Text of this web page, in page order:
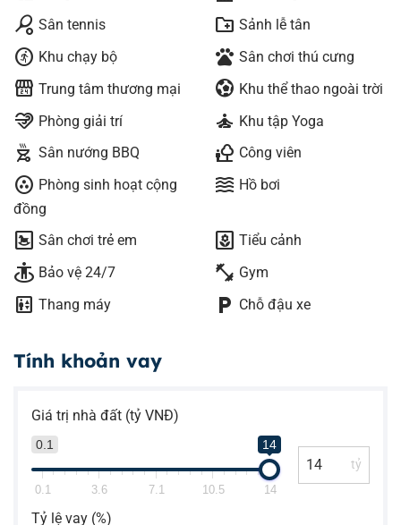
sports_tennis Sân tennis create_new_folder Sảnh lễ tân
run_circle Khu chạy bộ pets Sân chơi thú cưng
local_convenience_store Trung tâm thương mại sports_and_outdoors Khu thể thao ngoài trời
relax Phòng giải trí self_improvement Khu tập Yoga
outdoor_grill Sân nướng BBQ nature_people Công viên
communities Phòng sinh hoạt cộng
đồng
waves Hồ bơi
bedroom_baby Sân chơi trẻ em yard Tiểu cảnh
guardian Bảo vệ 24/7 fitness_center Gym
elevator Thang máy local_parking Chỗ đậu xe
Tính khoản vay
Giá trị nhà đất (tỷ VNĐ)
0.1 14
0.1 3.6 7.1 10.5 14
tỷ
Tỷ lệ vay (%)